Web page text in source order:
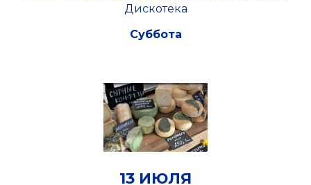
Дискотека
Суббота
13 ИЮЛЯ